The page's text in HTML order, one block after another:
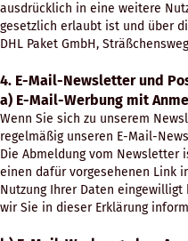
ausdrücklich in eine weitere
gesetzlich erlaubt ist und über
DHL Paket GmbH,
4. E-Mail-Newsletter und
a) E-Mail-Werbung mit
Wenn Sie sich zu unserem
regelmäßig unseren E-Mail-
Die Abmeldung vom
einen dafür vorgesehenen Link
Nutzung Ihrer Daten
wir Sie in dieser Erklärung